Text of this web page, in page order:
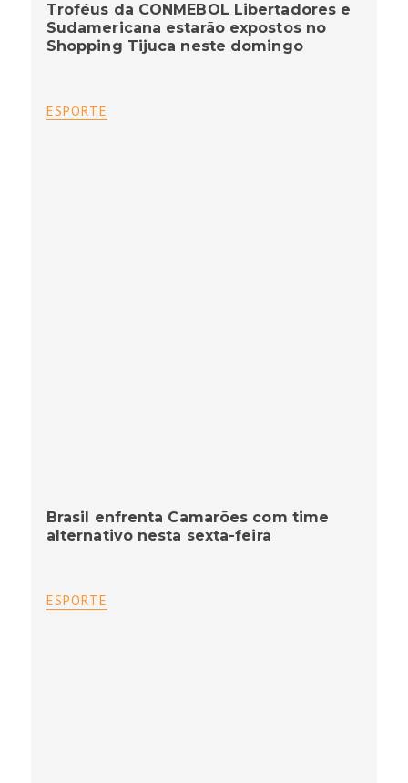
Troféus da CONMEBOL Libertadores e
Sudamericana estarão expostos no
Shopping Tijuca neste domingo
ESPORTE
Brasil enfrenta Camarões com time
alternativo nesta sexta-feira
ESPORTE